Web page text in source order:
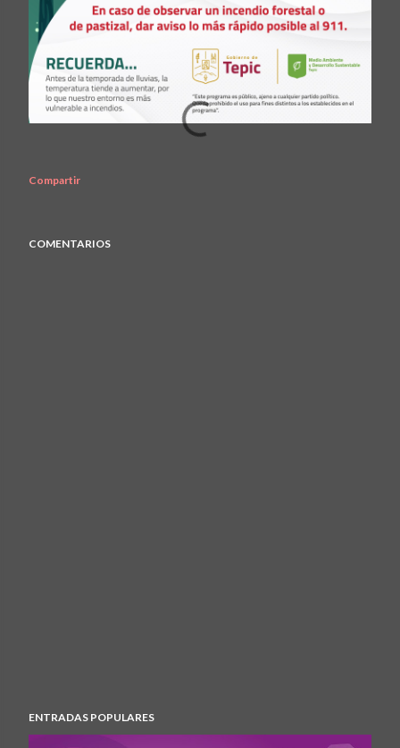
Compartir
COMENTARIOS
ENTRADAS POPULARES